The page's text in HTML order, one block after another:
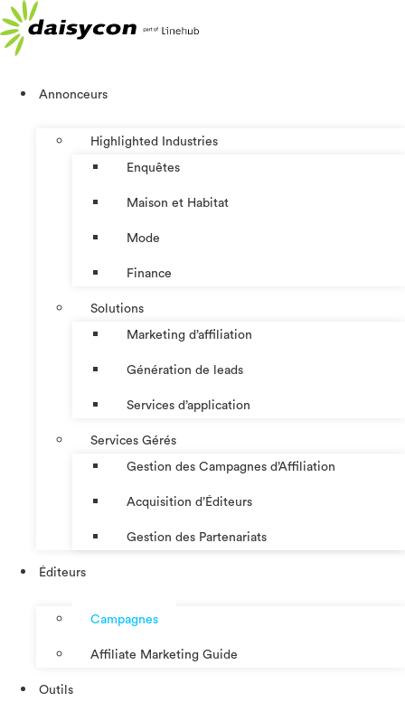
Aller
au
contenu
Annonceurs
Highlighted Industries
Enquêtes
Maison et Habitat
Mode
Finance
Solutions
Marketing d’affiliation
Génération de leads
Services d’application
Services Gérés
Gestion des Campagnes d’Affiliation​
Acquisition d’Éditeurs
Gestion des Partenariats
Éditeurs
Campagnes
Affiliate Marketing Guide
Outils